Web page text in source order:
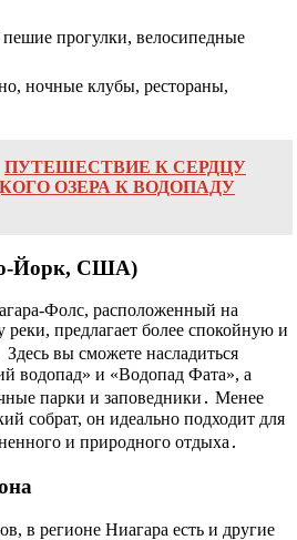
пешие прогулки, велосипедные
ночные клубы, рестораны,
ПУТЕШЕСТВИЕ К СЕРДЦУ
ОЗЕРА К ВОДОПАДУ
Йорк, США)
Фолс, расположенный на
предлагает более спокойную и
вы сможете насладиться
водопад» и «Водопад Фата», а
парки и заповедники․ Менее
собрат, он идеально подходит для
и природного отдыха․
в регионе Ниагара есть и другие